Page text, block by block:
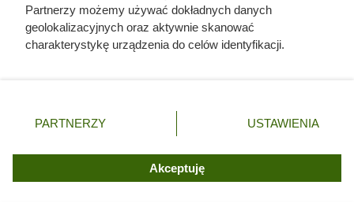
Partnerzy możemy używać dokładnych danych
geolokalizacyjnych oraz aktywnie skanować
charakterystykę urządzenia do celów identyfikacji.
zmienić/wycofać klikając przycisk ustawień prywatności
znajdujący się w lewym dolnym rogu strony. Niektóre
użytkownika, ale masz prawo sprzeciwić się takiemu
przetwarzaniu. Preferencje będą miały zastosowania tylko
PARTNERZY USTAWIENIA
Akceptuję